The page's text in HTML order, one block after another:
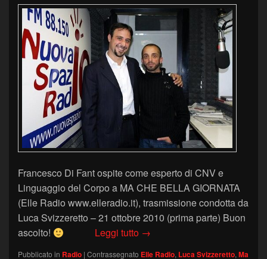
Francesco Di Fant ospite come esperto di CNV e
Linguaggio del Corpo a MA CHE BELLA GIORNATA
(Elle Radio www.elleradio.it), trasmissione condotta da
Luca Svizzeretto – 21 ottobre 2010 (prima parte) Buon
ascolto!
Leggi tutto ELLE RADIO – “Ma Che
→
Pubblicato in Radio | Contrassegnato Elle Radio, Luca Svizzeretto, Ma